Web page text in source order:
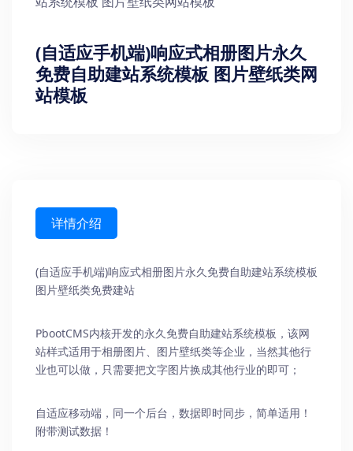
(自适应手机端)响应式相册图片永久
免费自助建站系统模板 图片壁纸类网
站模板
详情介绍
(自适应手机端)响应式相册图片永久免费自助建站系统模板
图片壁纸类免费建站
PbootCMS内核开发的永久免费自助建站系统模板，该网
站样式适用于相册图片、图片壁纸类等企业，当然其他行
业也可以做，只需要把文字图片换成其他行业的即可；
自适应移动端，同一个后台，数据即时同步，简单适用！
附带测试数据！